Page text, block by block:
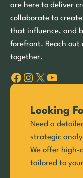
are here to deliver
collaborate to
that influence, and
forefront. Reach out
together.
Facebook Instagram X YouTube
Looking
Need a
strategic
We offer high-
tailored to